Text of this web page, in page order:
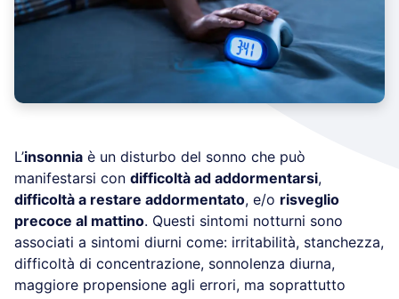
L’insonnia
è un disturbo del sonno che può
manifestarsi con
difficoltà ad addormentarsi
difficoltà a restare addormentato
, e/o
risveglio
precoce al mattino
. Questi sintomi notturni sono
associati a sintomi diurni come: irritabilità,
stanchezza, difficoltà di concentrazione, sonnolenza
diurna, maggiore propensione agli errori, ma
materiale informativo e promozionale a mezzo email